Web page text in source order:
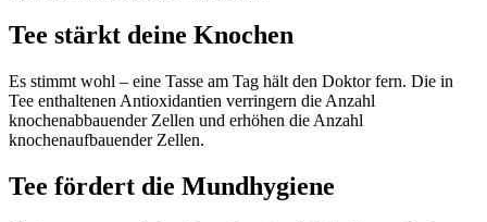
Tee stärkt deine Knochen
Es stimmt wohl – eine Tasse am Tag hält den Doktor fern. Die in
Tee enthaltenen Antioxidantien verringern die Anzahl
knochenabbauender Zellen und erhöhen die Anzahl
knochenaufbauender Zellen.
Tee fördert die Mundhygiene